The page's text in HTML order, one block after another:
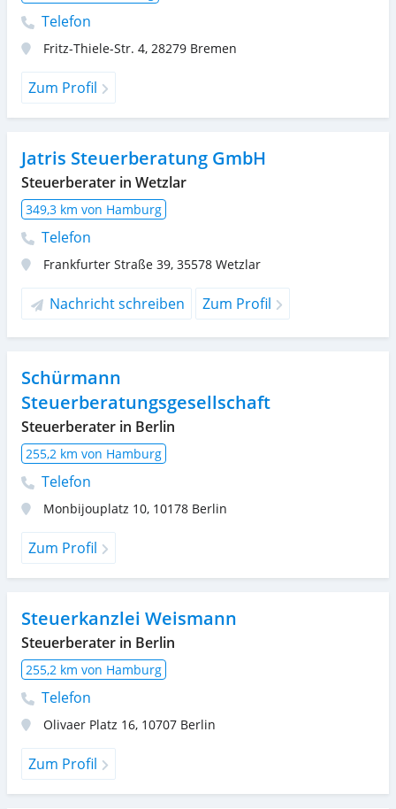
Telefon
Fritz-Thiele-Str. 4, 28279 Bremen
Zum Profil
Jatris Steuerberatung GmbH
Steuerberater in Wetzlar
349,3 km von Hamburg
Telefon
Frankfurter Straße 39, 35578 Wetzlar
Nachricht schreiben Zum Profil
Schürmann
Steuerberatungsgesellschaft
Steuerberater in Berlin
255,2 km von Hamburg
Telefon
Monbijouplatz 10, 10178 Berlin
Zum Profil
Steuerkanzlei Weismann
Steuerberater in Berlin
255,2 km von Hamburg
Telefon
Olivaer Platz 16, 10707 Berlin
Zum Profil